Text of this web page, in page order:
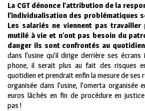
La CGT dénonce l’attribution de la
l’individualisation des problématiques
Les salariés ne viennent pas
mutilé à vie et n’ont pas besoin du
danger ils sont confrontés au
dans l’usine qu’il dirige derrière ses
phone, il serait plus au fait des risques
quotidien et prendrait enfin la mesure de ses
organisée dans l’usine, l’omerta organisée
euros lâchés en fin de procédure en
pas !